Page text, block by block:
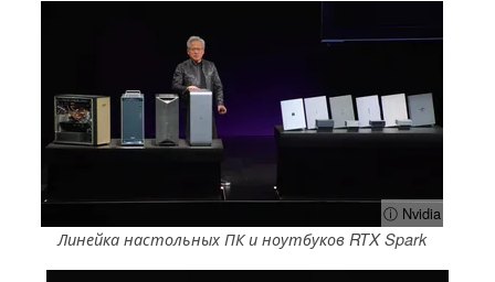
ⓘ Nvidia
Линейка настольных ПК и ноутбуков RTX Spark